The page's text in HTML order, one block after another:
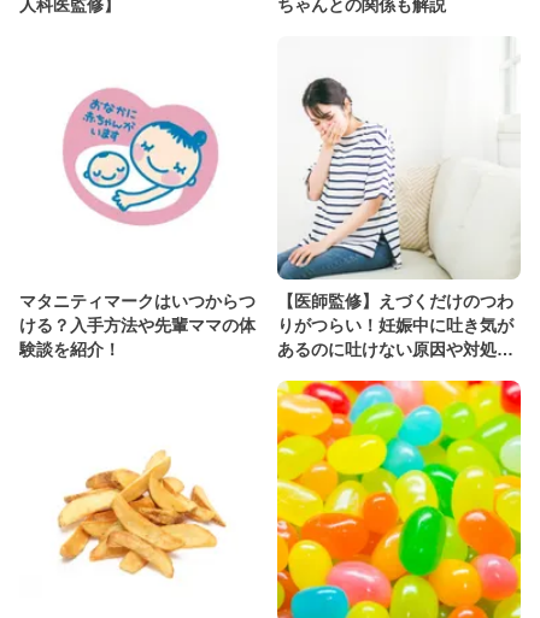
人科医監修】
ちゃんとの関係も解説
マタニティマークはいつからつ
ける？入手方法や先輩ママの体
験談を紹介！
【医師監修】えづくだけのつわ
りがつらい！妊娠中に吐き気が
あるのに吐けない原因や対処法